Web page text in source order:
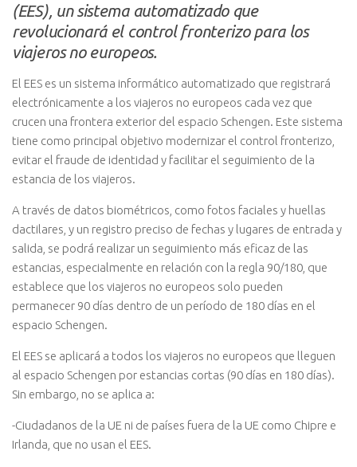
(EES), un sistema automatizado que
revolucionará el control fronterizo para los
viajeros no europeos.
El EES es un sistema informático automatizado que registrará
electrónicamente a los viajeros no europeos cada vez que
crucen una frontera exterior del espacio Schengen. Este sistema
tiene como principal objetivo modernizar el control fronterizo,
evitar el fraude de identidad y facilitar el seguimiento de la
estancia de los viajeros.
A través de datos biométricos, como fotos faciales y huellas
dactilares, y un registro preciso de fechas y lugares de entrada y
salida, se podrá realizar un seguimiento más eficaz de las
estancias, especialmente en relación con la regla 90/180, que
establece que los viajeros no europeos solo pueden
permanecer 90 días dentro de un período de 180 días en el
espacio Schengen.
El EES se aplicará a todos los viajeros no europeos que lleguen
al espacio Schengen por estancias cortas (90 días en 180 días).
Sin embargo, no se aplica a:
-Ciudadanos de la UE ni de países fuera de la UE como Chipre e
Irlanda, que no usan el EES.